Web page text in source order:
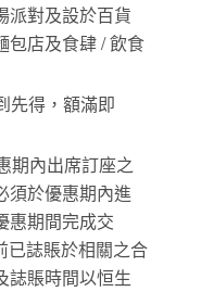
派對及設於百貨
包店及食肆 / 飲食
先得，額滿即
期內出席訂座之
須於優惠期內進
惠期間完成交
已誌賬於相關之合
誌賬時間以恒生